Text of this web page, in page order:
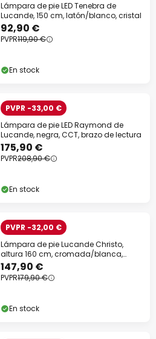
Lámpara de pie LED Tenebra de
Lucande, 150 cm, latón/blanco, cristal
92,90 €
PVPR119,90 €
En stock
PVPR -33,00 €
Lámpara de pie LED Raymond de
Lucande, negra, CCT, brazo de lectura
175,90 €
PVPR208,90 €
En stock
PVPR -32,00 €
Lámpara de pie Lucande Christo,
altura 160 cm, cromada/blanca,
cristal
147,90 €
PVPR179,90 €
En stock